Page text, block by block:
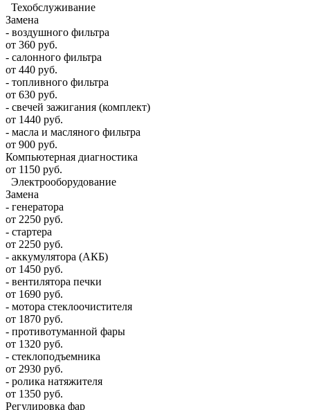
Техобслуживание
Замена
- воздушного фильтра
от 360 руб.
- салонного фильтра
от 440 руб.
- топливного фильтра
от 630 руб.
- свечей зажигания (комплект)
от 1440 руб.
- масла и масляного фильтра
от 900 руб.
Компьютерная диагностика
от 1150 руб.
Электрооборудование
Замена
- генератора
от 2250 руб.
- стартера
от 2250 руб.
- аккумулятора (АКБ)
от 1450 руб.
- вентилятора печки
от 1690 руб.
- мотора стеклоочистителя
от 1870 руб.
- противотуманной фары
от 1320 руб.
- стеклоподъемника
от 2930 руб.
- ролика натяжителя
от 1350 руб.
Регулировка фар